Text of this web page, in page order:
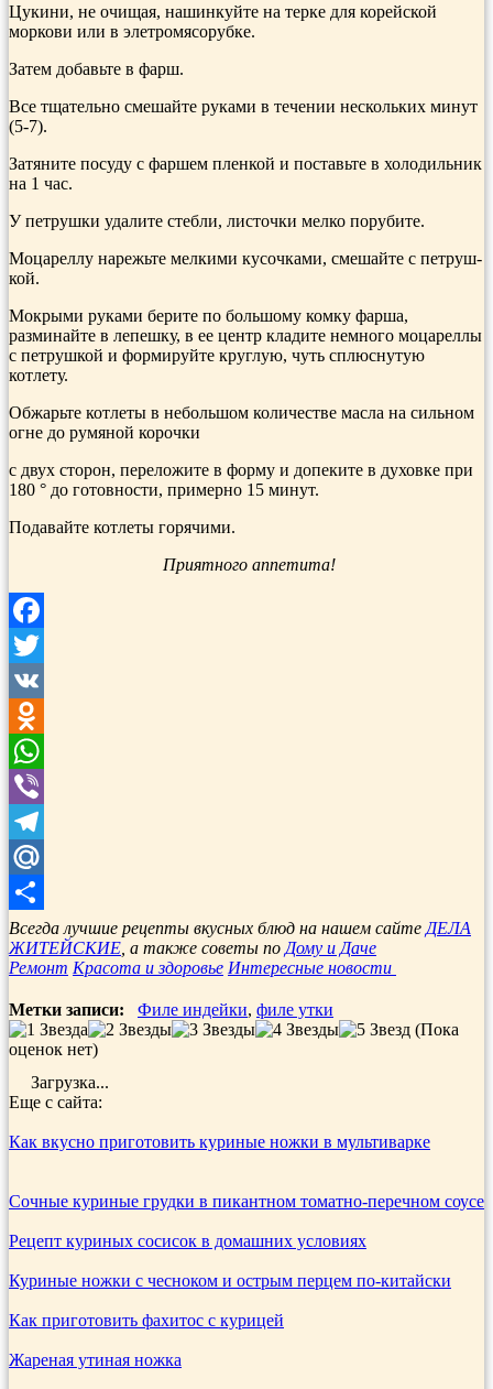
Цукини, не очищая, нашинкуйте на терке для корейской
моркови или в элетромясорубке.
Затем добавь­те в фарш.
Все тщательно смешайте руками в течении нескольких минут
(5-7).
Затяните посуду с фаршем пленкой и поставьте в холодильник
на 1 час.
У петрушки удалите стебли, листочки мелко порубите.
Моцареллу нарежьте мелкими кусочками, смешайте с петруш­
кой.
Мокрыми руками берите по большо­му комку фарша,
разминайте в лепешку, в ее центр кладите немного моцарел­лы
с петрушкой и формируйте круглую, чуть сплюснутую
котлету.
Обжарьте котлеты в небольшом количестве масла на сильном
огне до румяной корочки
с двух сторон, пе­реложите в форму и допеките в духов­ке при
180 ° до готовности, примерно 15 минут.
Подавайте котлеты горячими.
Приятного аппетита!
Facebook
Twitter
VK
Odnoklassniki
WhatsApp
Viber
Telegram
Mail.Ru
Отправить
Всегда лучшие рецепты вкусных блюд на нашем сайте ДЕЛА
ЖИТЕЙСКИЕ , а также советы по Дому и Даче
Ремонт Красота и здоровье Интересные новости
Метки записи: Филе индейки, филе утки
(Пока
оценок нет)
Загрузка...
Еще с сайта:
Как вкусно приготовить куриные ножки в мультиварке
Сочные куриные грудки в пикантном томатно-перечном соусе
Рецепт куриных сосисок в домашних условиях
Куриные ножки с чесноком и острым перцем по-китайски
Как приготовить фахитос с курицей
Жареная утиная ножка